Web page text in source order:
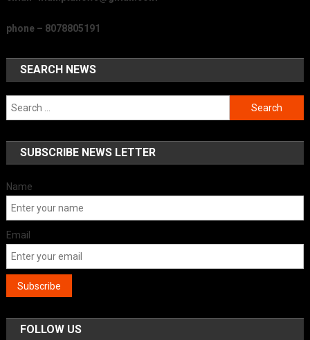
phone – 8078805191
SEARCH NEWS
Search
for:
SUBSCRIBE NEWS LETTER
Name
Email
FOLLOW US